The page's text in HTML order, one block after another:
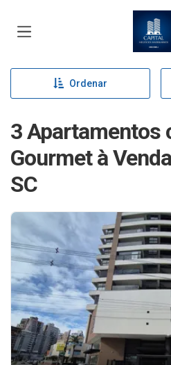
Ordenar
3 Apartamentos
Gourmet à
SC